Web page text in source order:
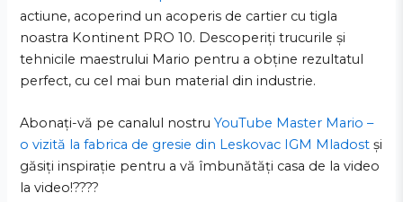
actiune, acoperind un acoperis de cartier cu tigla
noastra Kontinent PRO 10. Descoperiți trucurile și
tehnicile maestrului Mario pentru a obține rezultatul
perfect, cu cel mai bun material din industrie.
Abonați-vă pe canalul nostruYouTube Master Mario –
o vizită la fabrica de gresie din Leskovac IGM Mladost și
găsiți inspirație pentru a vă îmbunătăți casa de la video
la video!????